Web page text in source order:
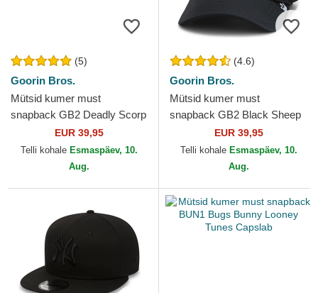
(5)
Goorin Bros.
Mütsid kumer must
snapback GB2 Deadly Scorp
The Rocker The Farm Goorin
Bros.
EUR 39,95
Telli kohale Esmaspäev, 10.
Aug.
(4.6)
Goorin Bros.
Mütsid kumer must
snapback GB2 Black Sheep
The Rocker The Farm Goorin
Bros.
EUR 39,95
Telli kohale Esmaspäev, 10.
Aug.